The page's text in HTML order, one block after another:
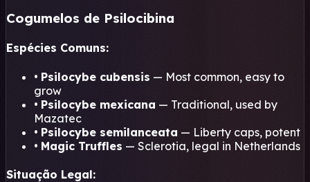
Cogumelos de Psilocibina
Espécies Comuns:
• Psilocybe cubensis — Most common, easy to
grow
• Psilocybe mexicana — Traditional, used by
Mazatec
• Psilocybe semilanceata — Liberty caps, potent
• Magic Truffles — Sclerotia, legal in Netherlands
Situação Legal: